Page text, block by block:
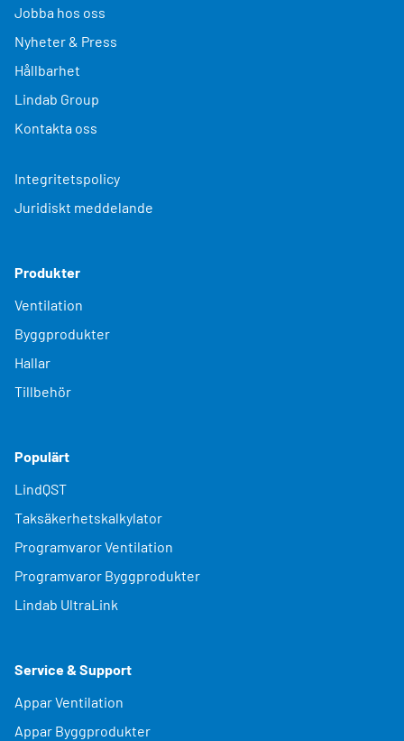
Jobba hos oss
Nyheter & Press
Hållbarhet
Lindab Group
Kontakta oss
Integritetspolicy
Juridiskt meddelande
Produkter
Ventilation
Byggprodukter
Hallar
Tillbehör
Populärt
LindQST
Taksäkerhetskalkylator
Programvaror Ventilation
Programvaror Byggprodukter
Lindab UltraLink
Service & Support
Appar Ventilation
Appar Byggprodukter